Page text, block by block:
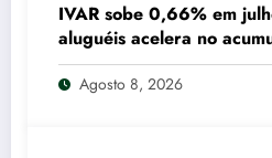
IVAR sobe 0,66% em
aluguéis acelera no
meses
Agosto 8, 2026